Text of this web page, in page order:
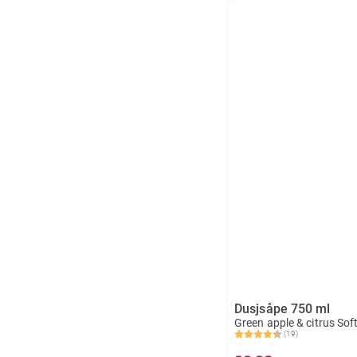
Dusjsåpe 750 ml
Green apple & citrus Soft
Karakter:
(19)
4.4 av 5 mulige